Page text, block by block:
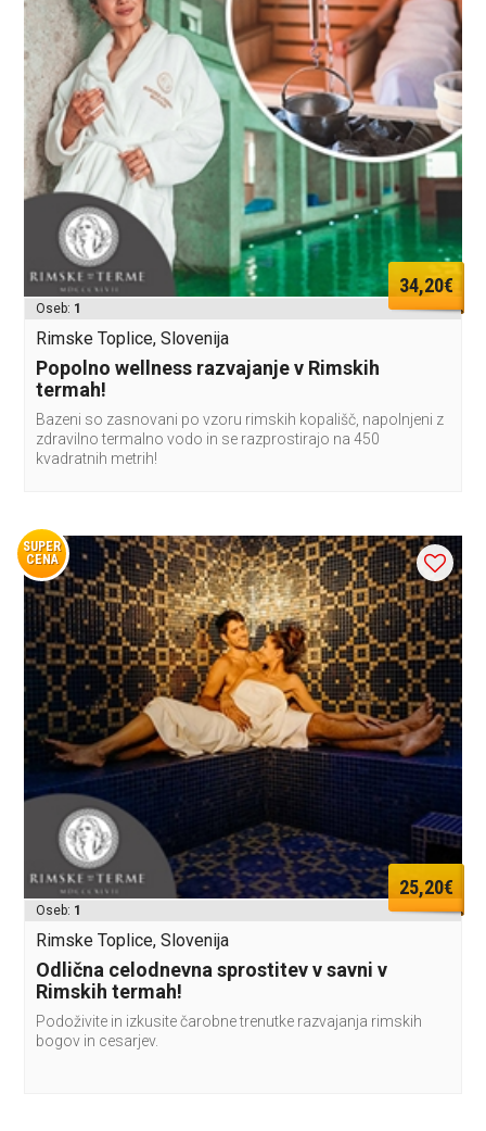
34,20€
Oseb: 1
Rimske Toplice, Slovenija
Popolno wellness razvajanje v Rimskih
termah!
Bazeni so zasnovani po vzoru rimskih kopališč, napolnjeni z
zdravilno termalno vodo in se razprostirajo na 450
kvadratnih metrih!
SUPER
CENA
25,20€
Oseb: 1
Rimske Toplice, Slovenija
Odlična celodnevna sprostitev v savni v
Rimskih termah!
Podoživite in izkusite čarobne trenutke razvajanja rimskih
bogov in cesarjev.